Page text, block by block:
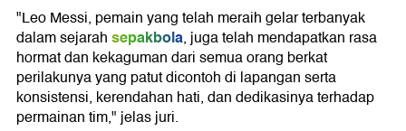
"Leo Messi, pemain yang telah meraih gelar terbanyak
dalam sejarahsepakbola, juga telah mendapatkan rasa
hormat dan kekaguman dari semua orang berkat
perilakunya yang patut dicontoh di lapangan serta
konsistensi, kerendahan hati, dan dedikasinya terhadap
permainan tim," jelas juri.